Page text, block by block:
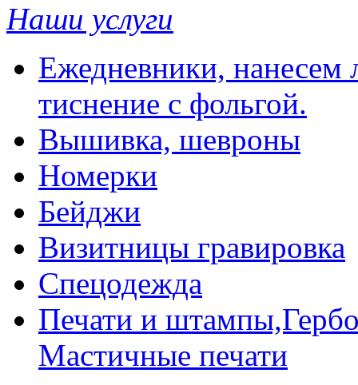
Наши услуги
Ежедневники, нанесем
тиснение с фольгой.
Вышивка, шевроны
Номерки
Бейджи
Визитницы гравировка
Спецодежда
Печати и
Мастичные печати